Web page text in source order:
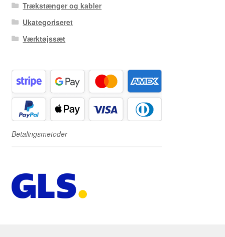
Trækstænger og kabler
Ukategoriseret
Værktøjssæt
Betalingsmetoder